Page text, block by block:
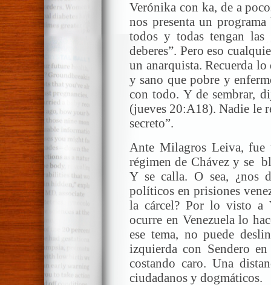
Verónika con ka, de a
nos presenta un
todos y todas tengan las
deberes”. Pero eso
un anarquista. Recuerda
y sano que pobre y
con todo. Y de sembrar,
(jueves 20:A18). Nadie le
secreto”.
Ante Milagros Leiva, fue
régimen de Chávez y se
Y se calla. O sea, ¿nos
políticos en prisiones
la cárcel? Por lo visto a
ocurre en Venezuela lo
ese tema, no puede
izquierda con Sendero
costando caro. Una
ciudadanos y dogmáticos.